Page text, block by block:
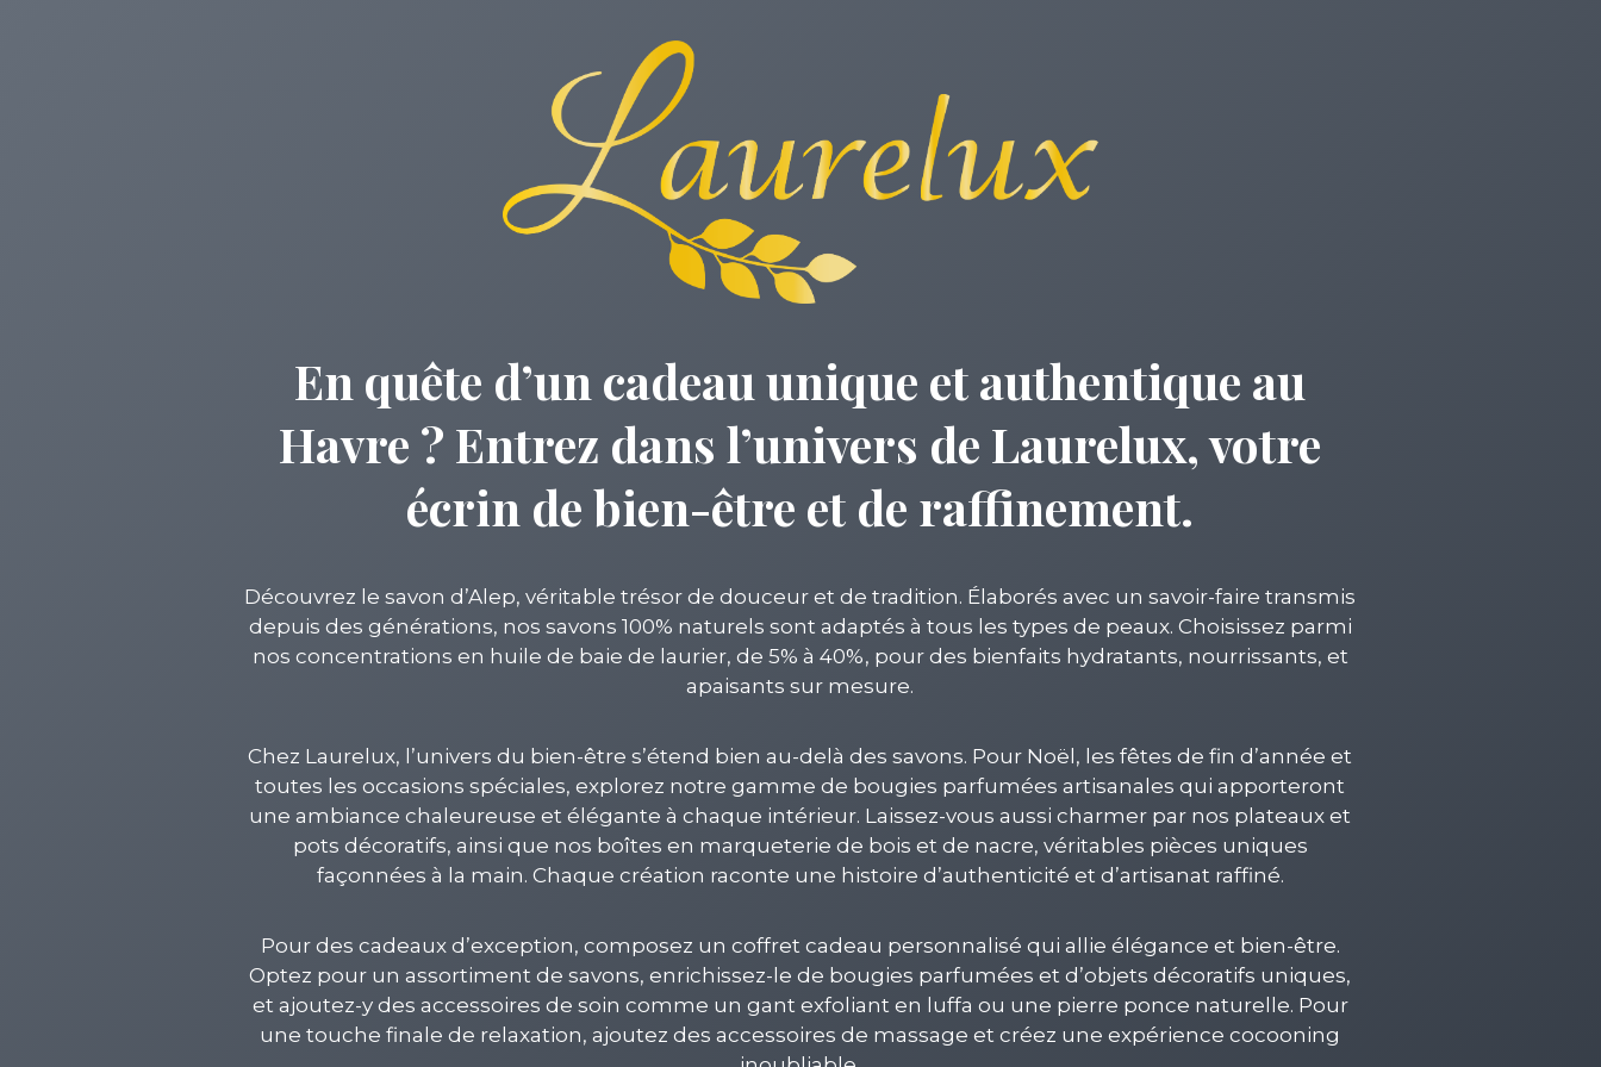
En quête d’un cadeau unique et authentique au
Havre ? Entrez dans l’univers de Laurelux, votre
écrin de bien-être et de raffinement.
Découvrez le savon d’Alep, véritable trésor de douceur et de tradition. Élaborés avec un savoir-faire transmis
depuis des générations, nos savons 100% naturels sont adaptés à tous les types de peaux. Choisissez parmi
nos concentrations en huile de baie de laurier, de 5% à 40%, pour des bienfaits hydratants, nourrissants, et
apaisants sur mesure.
Chez Laurelux, l’univers du bien-être s’étend bien au-delà des savons. Pour Noël, les fêtes de fin d’année et
toutes les occasions spéciales, explorez notre gamme de bougies parfumées artisanales qui apporteront
une ambiance chaleureuse et élégante à chaque intérieur. Laissez-vous aussi charmer par nos plateaux et
pots décoratifs, ainsi que nos boîtes en marqueterie de bois et de nacre, véritables pièces uniques
façonnées à la main. Chaque création raconte une histoire d’authenticité et d’artisanat raffiné.
Pour des cadeaux d’exception, composez un coffret cadeau personnalisé qui allie élégance et bien-être.
Optez pour un assortiment de savons, enrichissez-le de bougies parfumées et d’objets décoratifs uniques,
et ajoutez-y des accessoires de soin comme un gant exfoliant en luffa ou une pierre ponce naturelle. Pour
une touche finale de relaxation, ajoutez des accessoires de massage et créez une expérience cocooning